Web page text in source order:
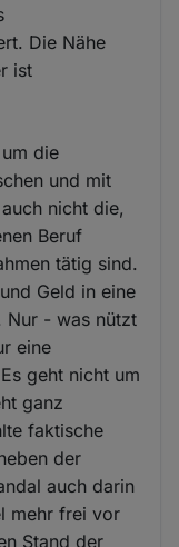
Die Nähe
ist
die
und mit
nicht die,
Beruf
tätig sind.
Geld in eine
Nur - was nützt
eine
geht nicht um
ganz
faktische
der
auch darin
mehr frei vor
Stand der